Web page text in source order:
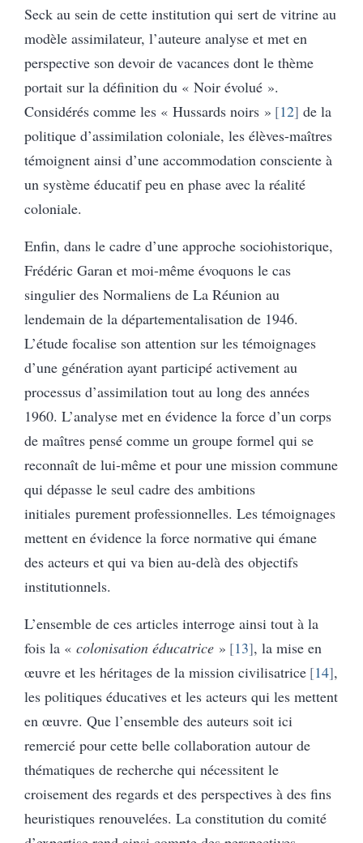
Seck au sein de cette institution qui sert de vitrine au
modèle assimilateur, l’auteure analyse et met en
perspective son devoir de vacances dont le thème
portait sur la définition du « Noir évolué ».
Considérés comme les « Hussards noirs » 12 de la
politique d’assimilation coloniale, les élèves-maîtres
témoignent ainsi d’une accommodation consciente à
un système éducatif peu en phase avec la réalité
coloniale.
Enfin, dans le cadre d’une approche sociohistorique,
Frédéric Garan et moi-même évoquons le cas
singulier des Normaliens de La Réunion au
lendemain de la départementalisation de 1946.
L’étude focalise son attention sur les témoignages
d’une génération ayant participé activement au
processus d’assimilation tout au long des années
1960. L’analyse met en évidence la force d’un corps
de maîtres pensé comme un groupe formel qui se
reconnaît de lui-même et pour une mission commune
qui dépasse le seul cadre des ambitions
initiales purement professionnelles. Les témoignages
mettent en évidence la force normative qui émane
des acteurs et qui va bien au-delà des objectifs
institutionnels.
L’ensemble de ces articles interroge ainsi tout à la
fois la « colonisation éducatrice » 13 , la mise en
œuvre et les héritages de la mission civilisatrice 14 ,
les politiques éducatives et les acteurs qui les mettent
en œuvre. Que l’ensemble des auteurs soit ici
remercié pour cette belle collaboration autour de
thématiques de recherche qui nécessitent le
croisement des regards et des perspectives à des fins
heuristiques renouvelées. La constitution du comité